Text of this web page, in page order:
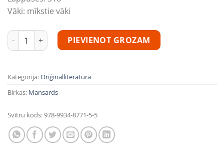
Vāki: mīkstie vāki
Sekss un vardarbība daudzums
PIEVIENOT GROZAM
Kategorija:Oriģinālliteratūra
Birkas: Mansards
Svītru kods:978-9934-8771-5-5